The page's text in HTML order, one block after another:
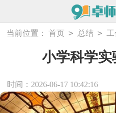
当前位置： 首页 > 总结 >
小学科学
时间：2026-06-17 10:42:16